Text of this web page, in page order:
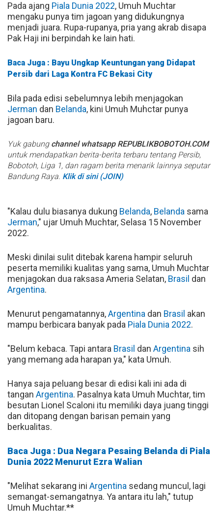
Pada ajang Piala Dunia 2022, Umuh Muchtar
mengaku punya tim jagoan yang didukungnya
menjadi juara. Rupa-rupanya, pria yang akrab disapa
Pak Haji ini berpindah ke lain hati.
Baca Juga : Bayu Ungkap Keuntungan yang Didapat
Persib dari Laga Kontra FC Bekasi City
Bila pada edisi sebelumnya lebih menjagokan
Jerman dan Belanda, kini Umuh Muhctar punya
jagoan baru.
Yuk gabung channel whatsapp REPUBLIKBOBOTOH.COM
untuk mendapatkan berita-berita terbaru tentang Persib,
Bobotoh, Liga 1, dan ragam berita menarik lainnya seputar
Bandung Raya. Klik di sini (JOIN)
"Kalau dulu biasanya dukung Belanda, Belanda sama
Jerman," ujar Umuh Muchtar, Selasa 15 November
2022.
Meski dinilai sulit ditebak karena hampir seluruh
peserta memiliki kualitas yang sama, Umuh Muchtar
menjagokan dua raksasa Ameria Selatan, Brasil dan
Argentina.
Menurut pengamatannya,Argentina dan Brasil akan
mampu berbicara banyak pada Piala Dunia 2022.
"Belum kebaca. Tapi antara Brasil dan Argentina sih
yang memang ada harapan ya," kata Umuh.
Hanya saja peluang besar di edisi kali ini ada di
tangan Argentina. Pasalnya kata Umuh Muchtar, tim
besutan Lionel Scaloni itu memiliki daya juang tinggi
dan ditopang dengan barisan pemain yang
berkualitas.
Baca Juga : Dua Negara Pesaing Belanda di Piala
Dunia 2022 Menurut Ezra Walian
"Melihat sekarang ini Argentina sedang muncul, lagi
semangat-semangatnya. Ya antara itu lah," tutup
Umuh Muchtar.**